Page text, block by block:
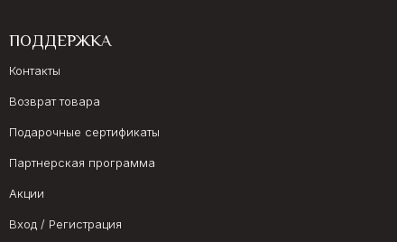
ПОДДЕРЖКА
Контакты
Возврат товара
Подарочные сертификаты
Партнерская программа
Акции
Вход / Регистрация